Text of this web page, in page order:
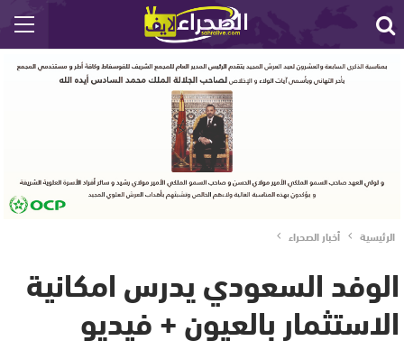
الرئيسية أخبار الصحراء
الوفد السعودي يدرس امكانية
الاستثمار بالعيون + فيديو